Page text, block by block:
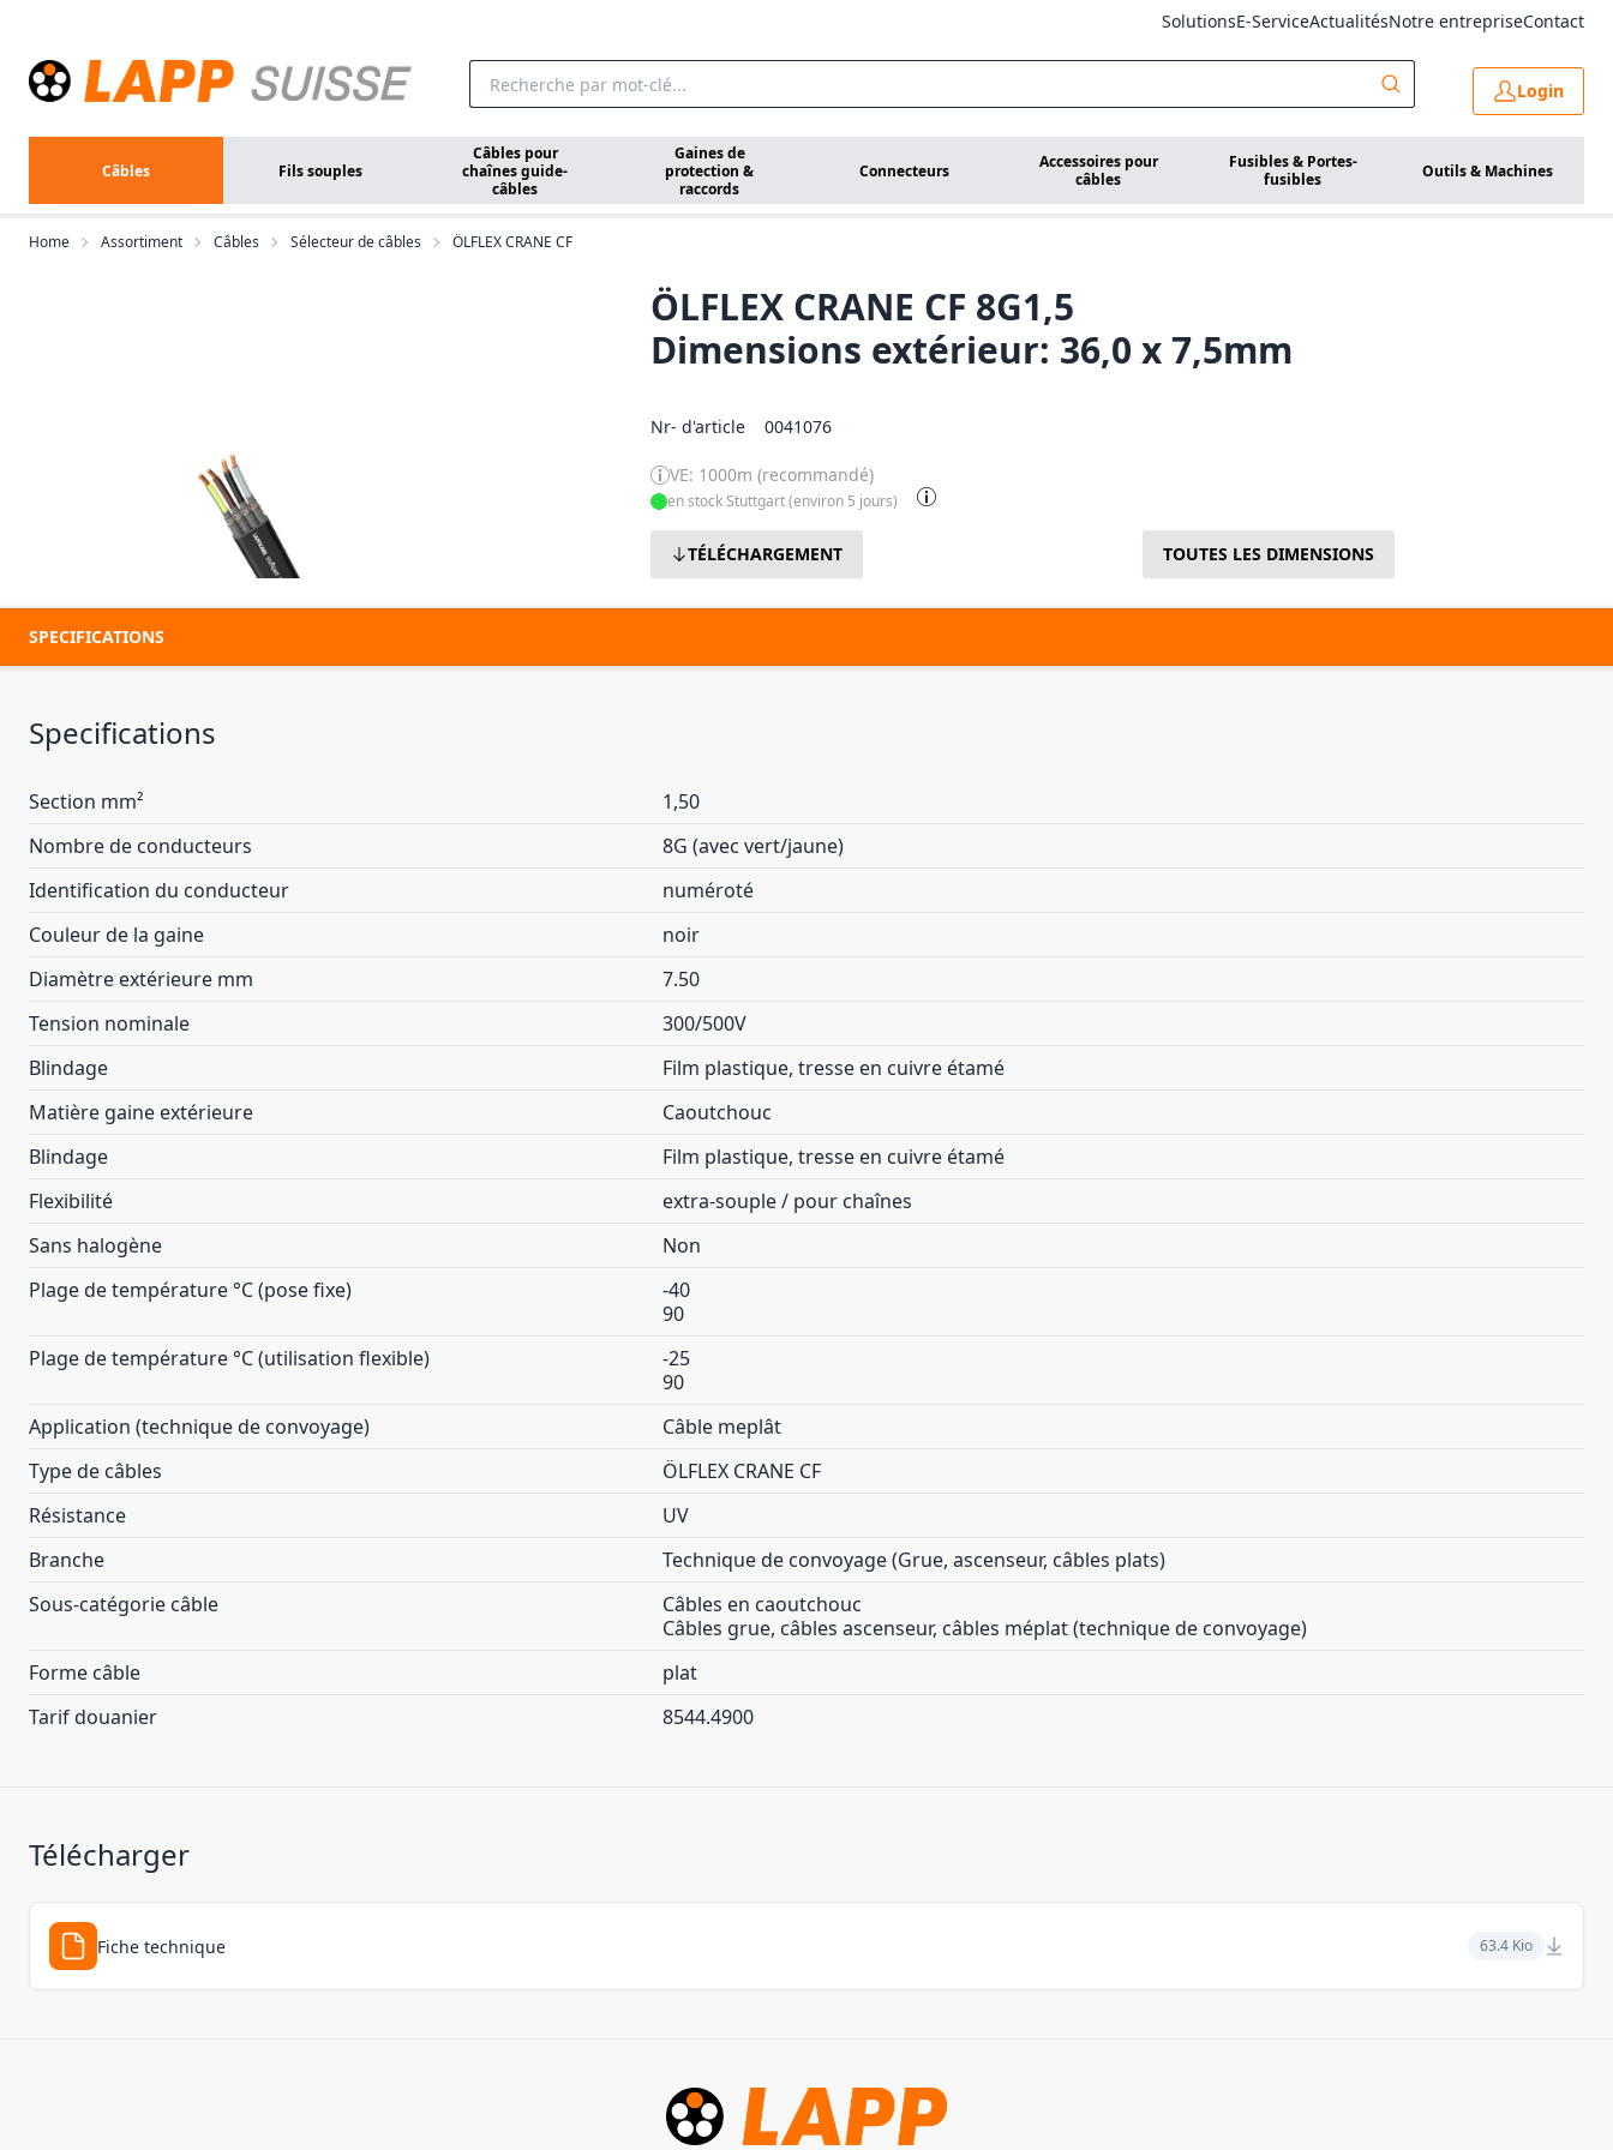
SolutionsE-ServiceActualitésNotre entrepriseContact
Login
Câbles Fils souples
Câbles pour
chaînes guide-
câbles
Gaines de
protection &
raccords
Connecteurs
Accessoires pour
câbles
Fusibles & Portes-
fusibles
Outils & Machines
Home Assortiment Câbles Sélecteur de câbles ÖLFLEX CRANE CF
ÖLFLEX CRANE CF 8G1,5
Dimensions extérieur: 36,0 x 7,5mm
Nr- d'article 0041076
VE: 1000m (recommandé)
en stock Stuttgart (environ 5 jours)
TÉLÉCHARGEMENT TOUTES LES DIMENSIONS
SPECIFICATIONS
Specifications
Section mm²
1,50
Nombre de conducteurs
8G (avec vert/jaune)
Identification du conducteur
numéroté
Couleur de la gaine
noir
Diamètre extérieure mm
7.50
Tension nominale
300/500V
Blindage
Film plastique, tresse en cuivre étamé
Matière gaine extérieure
Caoutchouc
Blindage
Film plastique, tresse en cuivre étamé
Flexibilité
extra-souple / pour chaînes
Sans halogène
Non
Plage de température °C (pose fixe)
-40
90
Plage de température °C (utilisation flexible)
-25
90
Application (technique de convoyage)
Câble meplât
Type de câbles
ÖLFLEX CRANE CF
Résistance
UV
Branche
Technique de convoyage (Grue, ascenseur, câbles plats)
Sous-catégorie câble
Câbles en caoutchouc
Câbles grue, câbles ascenseur, câbles méplat (technique de convoyage)
Forme câble
plat
Tarif douanier
8544.4900
Télécharger
Fiche technique 63.4 Kio